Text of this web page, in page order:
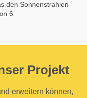
den Sonnenstrahlen
6
Projekt
erweitern können,